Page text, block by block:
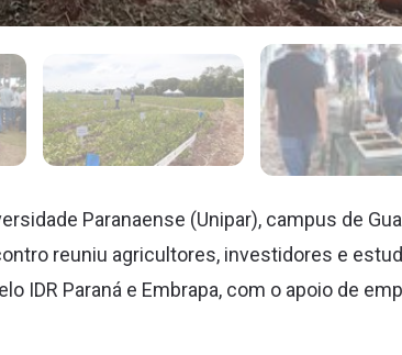
Paranaense (Unipar), campus de
reuniu agricultores, investidores e
IDR Paraná e Embrapa, com o apoio de